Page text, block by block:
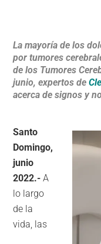
La mayoría de los
por tumores
de los Tumores
junio, expertos de
acerca de signos y
Santo
Domingo,
junio
2022.- A
lo largo
de la
vida, las